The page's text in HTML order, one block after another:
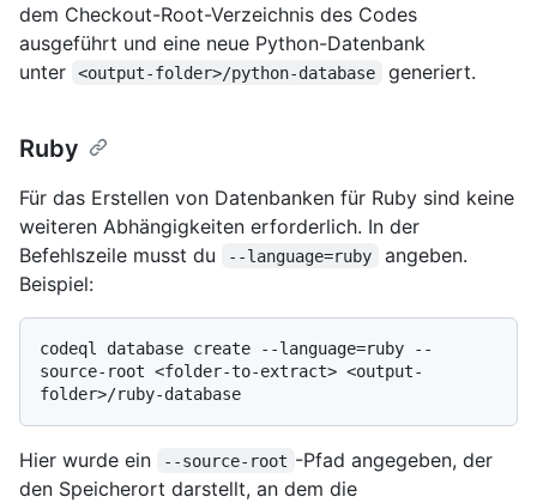
dem Checkout-Root-Verzeichnis des Codes
ausgeführt und eine neue Python-Datenbank
unter
<output-folder>/python-database generiert.
Ruby
Für das Erstellen von Datenbanken für Ruby sind keine
weiteren Abhängigkeiten erforderlich. In der
Befehlszeile musst du
--language=ruby
angeben.
Beispiel:
codeql database create --language=ruby --
source-root <folder-to-extract> <output-
Hier wurde ein --source-root -Pfad angegeben, der
den Speicherort darstellt, an dem die